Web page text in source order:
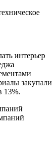
интерьер
закупали
13%.